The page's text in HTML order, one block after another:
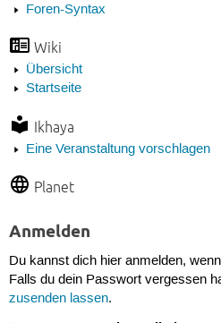
Foren-Syntax
Wiki
Übersicht
Startseite
Ikhaya
Eine Veranstaltung vorschlagen
Planet
Anmelden
Du kannst dich hier anmelden,
Falls du dein Passwort vergessen
zusenden lassen.